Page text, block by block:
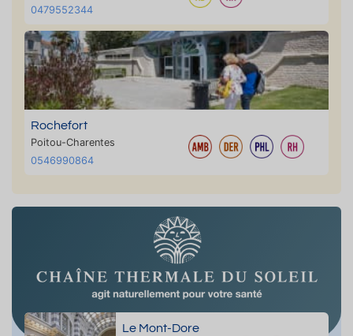
0479552344
Rochefort
Poitou-Charentes
0546990864
Le Mont-Dore